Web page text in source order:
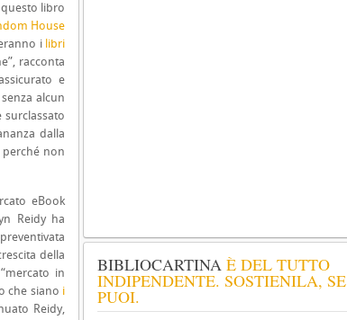
libro
House
i libri
racconta
e
alcun
surclassato
dalla
perché non
eBook
Reidy ha
della
in
che siano i
Reidy,
BIBLIOCARTINA È DEL TUTTO
INDIPENDENTE. SOSTIENILA, SE
PUOI.